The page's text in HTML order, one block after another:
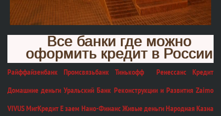
Все банки где можно
оформить кредит в России
Райффайзенбанк Промсвязьбанк Тинькофф Ренессанс Кредит
Домашние деньги Уральский Банк Реконструкции и Развития Zaimo
VIVUS МигКредит Е заем Нано-Финанс Живые деньги Народная Казна